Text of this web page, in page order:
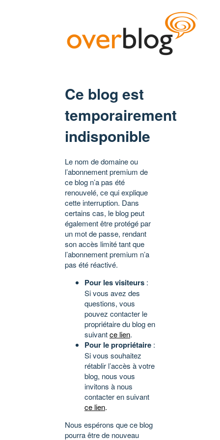
Ce blog est
temporairement
indisponible
Le nom de domaine ou
l’abonnement premium de
ce blog n’a pas été
renouvelé, ce qui explique
cette interruption. Dans
certains cas, le blog peut
également être protégé par
un mot de passe, rendant
son accès limité tant que
l’abonnement premium n’a
pas été réactivé.
Pour les visiteurs :
Si vous avez des
questions, vous
pouvez contacter le
propriétaire du blog en
suivantce lien.
Pour le propriétaire :
Si vous souhaitez
rétablir l’accès à votre
blog, nous vous
invitons à nous
contacter en suivant
ce lien.
Nous espérons que ce blog
pourra être de nouveau